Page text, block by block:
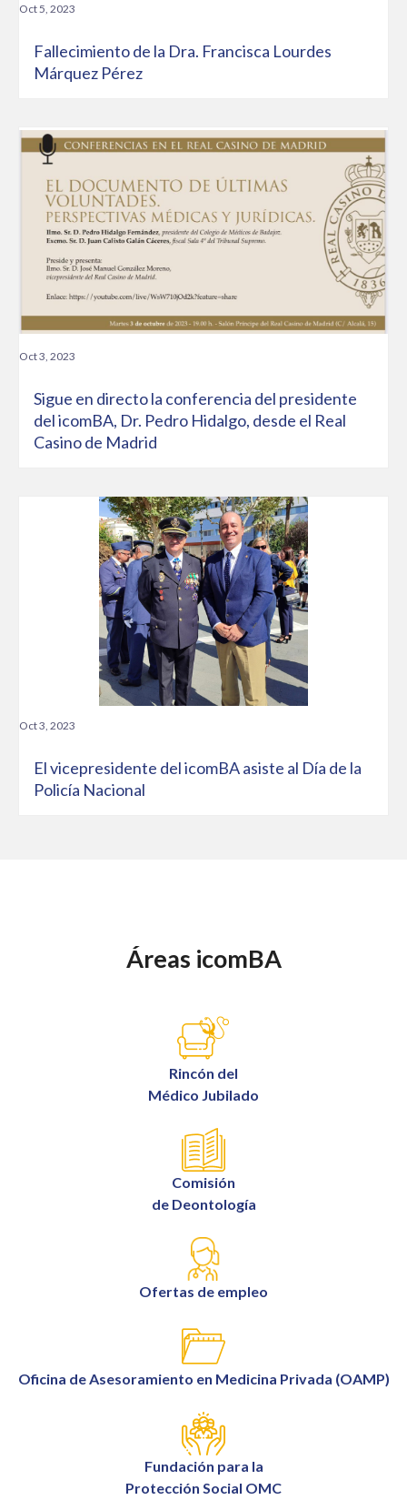
Oct 5, 2023
Fallecimiento de la Dra. Francisca Lourdes
Márquez Pérez
Oct 3, 2023
Sigue en directo la conferencia del presidente
del icomBA, Dr. Pedro Hidalgo, desde el Real
Casino de Madrid
Oct 3, 2023
El vicepresidente del icomBA asiste al Día de la
Policía Nacional
Áreas icomBA
Rincón del
Médico Jubilado
Comisión
de Deontología
Ofertas de empleo
Oficina de Asesoramiento en Medicina Privada (OAMP)
Fundación para la
Protección Social OMC